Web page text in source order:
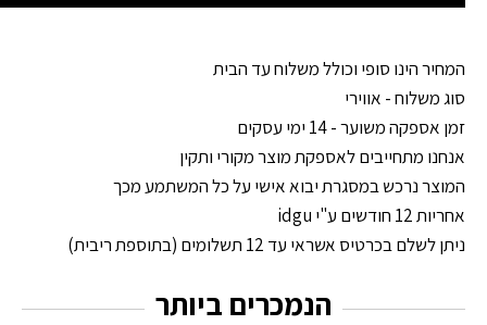
המחיר הינו סופי וכולל משלוח עד הבית
סוג משלוח - אווירי
זמן אספקה משוער - 14 ימי עסקים
אנחנו מתחייבים לאספקת מוצר מקורי ותקין
המוצר נרכש במסגרת יבוא אישי על כל המשתמע מכך
אחריות 12 חודשים ע"י idgu
ניתן לשלם בכרטיס אשראי עד 12 תשלומים (בתוספת ריבית)
הנמכרים ביותר